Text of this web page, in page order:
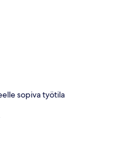
sopiva työtila